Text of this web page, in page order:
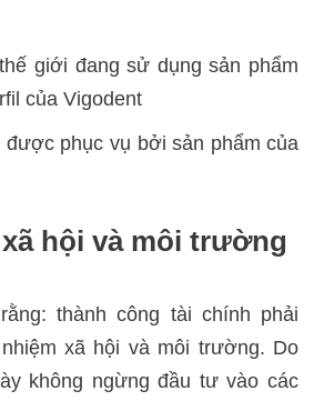
giới đang sử dụng sản phẩm
của Vigodent
được phục vụ bởi sản phẩm của
hội và môi trường
thành công tài chính phải
xã hội và môi trường. Do
không ngừng đầu tư vào các